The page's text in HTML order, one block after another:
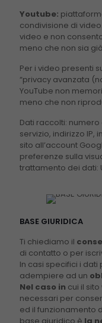
Youtube:
condivisione di
video e non
meno che non sia
Per i video presenti
“privacy avanzata
YouTube non
meno che non
Dati raccolti:
servizio, indirizzo IP,
sito all’account
preferenze sulla
trattamento dei dati:
BASE GIURIDICA
Ti chiediamo il
di contatto o per
In casi specifici i
adempiere ad un
Nel caso in cui il
necessari per
ed il funzionamento